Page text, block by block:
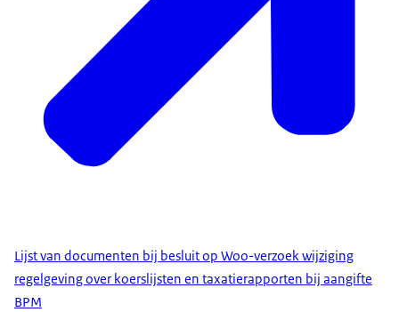
Lijst van documenten bij besluit op Woo-verzoek wijziging
regelgeving over koerslijsten en taxatierapporten bij aangifte
BPM